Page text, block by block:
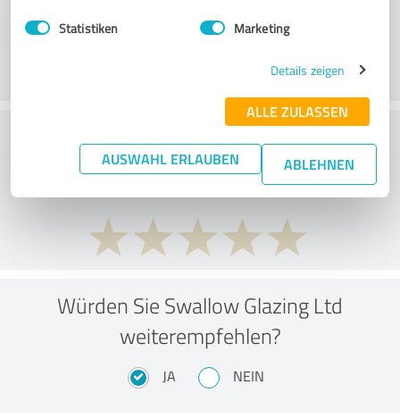
Statistiken Marketing
Details zeigen
ALLE ZULASSEN
AUSWAHL ERLAUBEN ABLEHNEN
Wie beurteilen Sie das
Preis-/Leistungsverhältnis?
Würden Sie Swallow Glazing Ltd
weiterempfehlen?
JA NEIN